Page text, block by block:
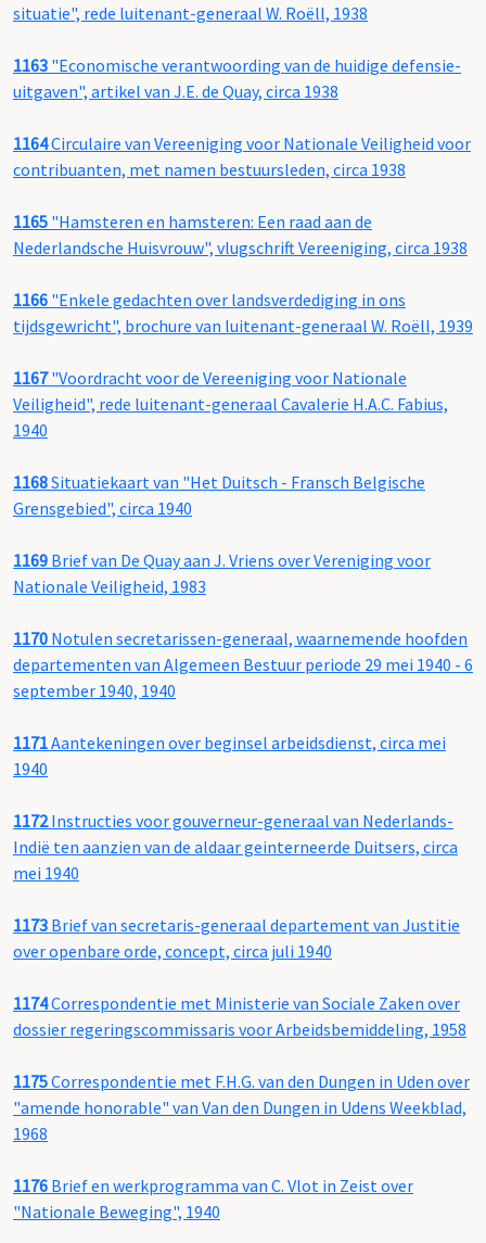
situatie", rede luitenant-generaal W. Roëll, 1938
1163 "Economische verantwoording van de huidige defensie-
uitgaven", artikel van J.E. de Quay, circa 1938
1164Circulaire van Vereeniging voor Nationale Veiligheid voor
contribuanten, met namen bestuursleden, circa 1938
1165 "Hamsteren en hamsteren: Een raad aan de
Nederlandsche Huisvrouw", vlugschrift Vereeniging, circa 1938
1166 "Enkele gedachten over landsverdediging in ons
tijdsgewricht", brochure van luitenant-generaal W. Roëll, 1939
1167"Voordracht voor de Vereeniging voor Nationale
Veiligheid", rede luitenant-generaal Cavalerie H.A.C. Fabius,
1940
1168Situatiekaart van "Het Duitsch - Fransch Belgische
Grensgebied", circa 1940
1169 Brief van De Quay aan J. Vriens over Vereniging voor
Nationale Veiligheid, 1983
1170 Notulen secretarissen-generaal, waarnemende hoofden
departementen van Algemeen Bestuur periode 29 mei 1940 - 6
september 1940, 1940
1171Aantekeningen over beginsel arbeidsdienst, circa mei
1940
1172Instructies voor gouverneur-generaal van Nederlands-
Indië ten aanzien van de aldaar geinterneerde Duitsers, circa
mei 1940
1173 Brief van secretaris-generaal departement van Justitie
over openbare orde, concept, circa juli 1940
1174Correspondentie met Ministerie van Sociale Zaken over
dossier regeringscommissaris voor Arbeidsbemiddeling, 1958
1175Correspondentie met F.H.G. van den Dungen in Uden over
"amende honorable" van Van den Dungen in Udens Weekblad,
1968
1176 Brief en werkprogramma van C. Vlot in Zeist over
"Nationale Beweging", 1940